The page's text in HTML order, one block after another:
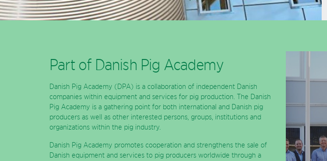
Part of Danish Pig Academy
Danish Pig Academy (DPA) is a collaboration of independent Danish
companies within equipment and services for pig production. The Danish
Pig Academy is a gathering point for both international and Danish pig
producers as well as other interested persons, groups, institutions and
organizations within the pig industry.
Danish Pig Academy promotes cooperation and strengthens the sale of
Danish equipment and services to pig producers worldwide through a